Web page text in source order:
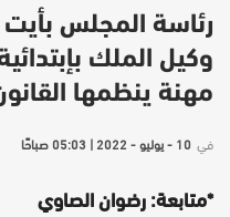
رئاسة المجلس
وكيل الملك
مهنة ينظمها
في 10 - يوليو - 2022 | 05:03 صباحًا
*متابعة: رضوان الصاوي